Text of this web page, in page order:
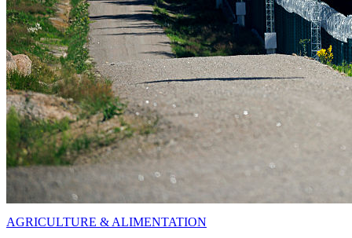
AGRICULTURE & ALIMENTATION